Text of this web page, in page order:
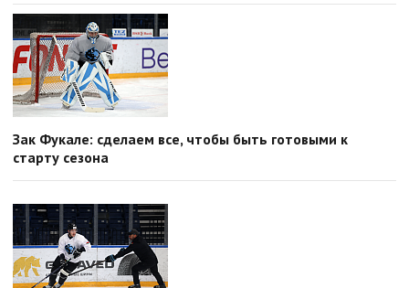
Зак Фукале: сделаем все, чтобы быть готовыми к
старту сезона